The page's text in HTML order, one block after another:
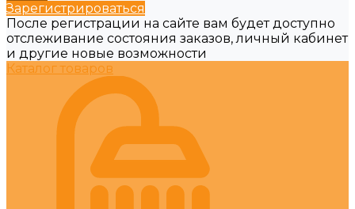
Зарегистрироваться
После регистрации на сайте вам будет доступно
отслеживание состояния заказов, личный кабинет
и другие новые возможности
Каталог товаров